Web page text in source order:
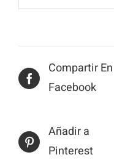
Compartir En
Facebook
Añadir a
Pinterest